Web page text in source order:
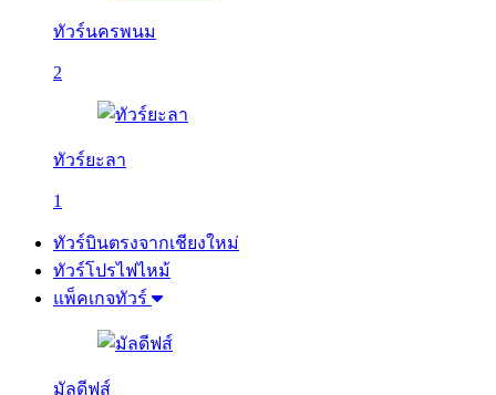
ทัวร์นครพนม
2
ทัวร์ยะลา
1
ทัวร์บินตรงจากเชียงใหม่
ทัวร์โปรไฟไหม้
แพ็คเกจทัวร์
มัลดีฟส์